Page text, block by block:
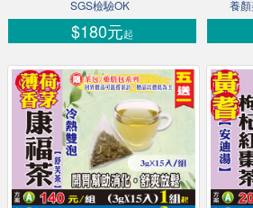
SGS檢驗OK
$180元起
養